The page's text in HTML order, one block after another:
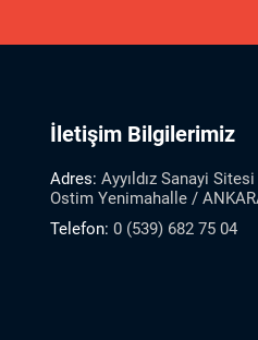
İletişim Bilgilerimiz
Adres: Ayyıldız Sanayi
Ostim Yenimahalle /
Telefon: 0 (539) 682 75 04